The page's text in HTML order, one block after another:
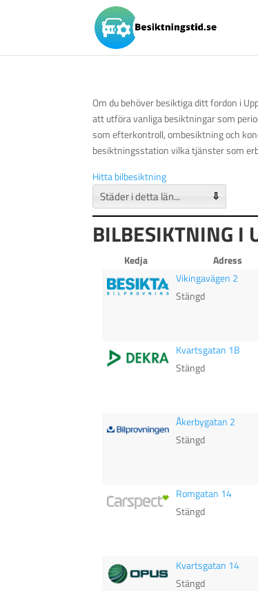
Om du behöver besiktiga ditt fordon i
att utföra vanliga besiktningar som
som efterkontroll, ombesiktning och
besiktningsstation vilka tjänster som
Hitta bilbesiktning
⇩
BILBESIKTNING I
Kedja Adress
Vikingavägen 2
Stängd
Kvartsgatan 1B
Stängd
Åkerbygatan 2
Stängd
Romgatan 14
Stängd
Kvartsgatan 14
Stängd